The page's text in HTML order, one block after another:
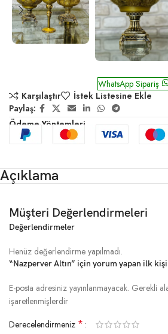
WhatsApp Sipariş
Karşılaştır
İstek Listesine Ekle
Paylaş:
Ödeme Yöntemleri
Açıklama
Müşteri Değerlendirmeleri
Değerlendirmeler
Henüz değerlendirme yapılmadı.
“Nazperver Altın” için yorum yapan ilk
E-posta adresiniz yayınlanmayacak. Gerekli
işaretlenmişlerdir
Derecelendirmeniz *